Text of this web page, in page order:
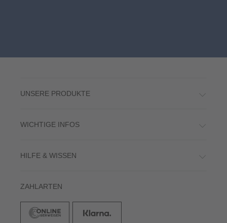
UNSERE PRODUKTE
WICHTIGE INFOS
HILFE & WISSEN
ZAHLARTEN